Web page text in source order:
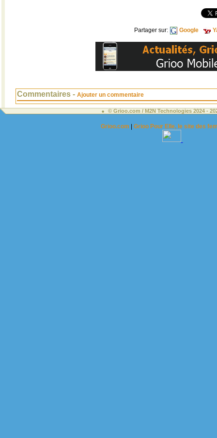
Partager sur: Google
Commentaires - Ajouter un commentaire
© Grioo.com / M2N Technologies 2024 -
Grioo.com |Grioo Pour Elle, le site des